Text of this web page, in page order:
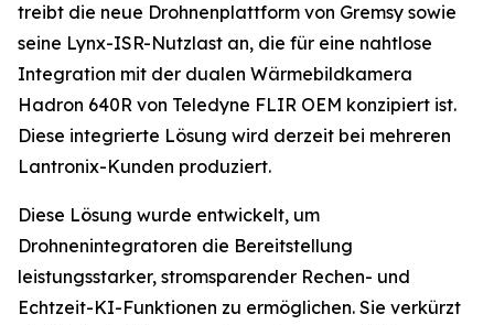
treibt die neue Drohnenplattform von Gremsy sowie
seine Lynx-ISR-Nutzlast an, die für eine nahtlose
Integration mit der dualen Wärmebildkamera
Hadron 640R von Teledyne FLIR OEM konzipiert ist.
Diese integrierte Lösung wird derzeit bei mehreren
Lantronix-Kunden produziert.
Diese Lösung wurde entwickelt, um
Drohnenintegratoren die Bereitstellung
leistungsstarker, stromsparender Rechen- und
Echtzeit-KI-Funktionen zu ermöglichen. Sie verkürzt